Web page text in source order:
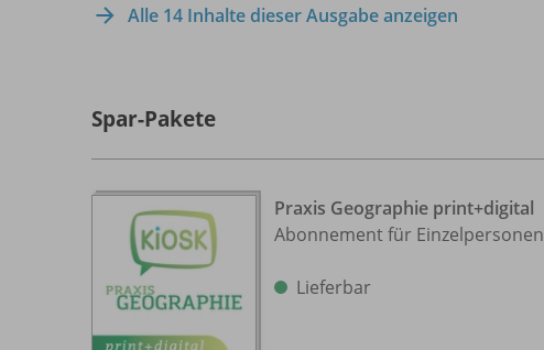
Alle 14 Inhalte dieser Ausgabe anzeigen
Spar-Pakete
Praxis Geographie print+digital
Abonnement für Einzelpersonen
Lieferbar